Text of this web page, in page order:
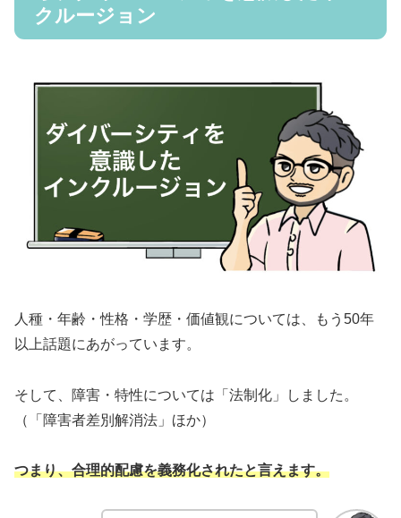
クルージョン
人種・年齢・性格・学歴・価値観については、もう50年
以上話題にあがっています。
そして、障害・特性については「法制化」しました。
（「障害者差別解消法」ほか）
つまり、合理的配慮を義務化されたと言えます。